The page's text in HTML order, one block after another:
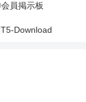
員掲示板
Download